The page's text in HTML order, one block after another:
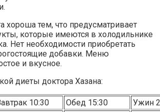
хороша тем, что предусматривает
которые имеются в холодильнике
Нет необходимости приобретать
добавки. Меню
и вкусное.
диеты доктора Хазана:
10:30 Обед 15:30 Ужин